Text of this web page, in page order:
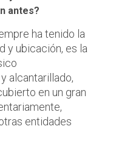
antes?
ha tenido la
y ubicación, es la
alcantarillado,
en un gran
entidades